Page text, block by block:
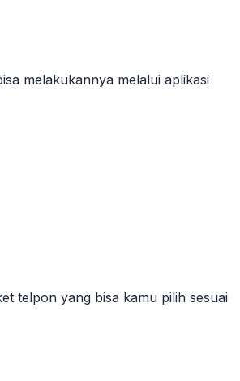
melakukannya melalui aplikasi
telpon yang bisa kamu pilih sesuai